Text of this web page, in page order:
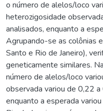
o número de alelos/loco
heterozigosidade
analisados, enquanto a
Agrupando-se as colônias
Santo e Rio de Janeiro),
geneticamente similares.
número de alelos/loco
observada variou de 0,22
enquanto a esperada